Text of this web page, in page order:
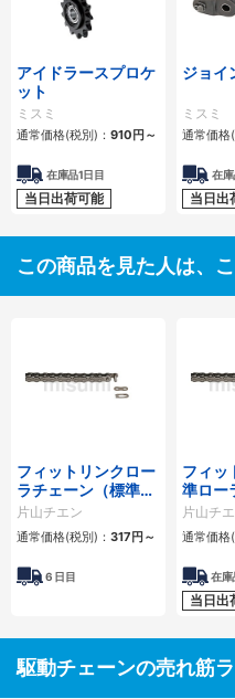
アイドラースプロケ
ット
ミスミ
通常価格(税別)： 910円～
在庫品1日目
当日出荷可能
ジョイ
ミスミ
通常価格(
在庫
当日出
この商品を見た人は、
フィットリンクロー
ラチェーン（標準ロ
ーラチェーン） 4列
片山チエン
通常価格(税別)： 317円～
6 日目
フィッ
準ロー
1列
片山チ
通常価格(
在庫
当日出
駆動チェーンの売れ筋